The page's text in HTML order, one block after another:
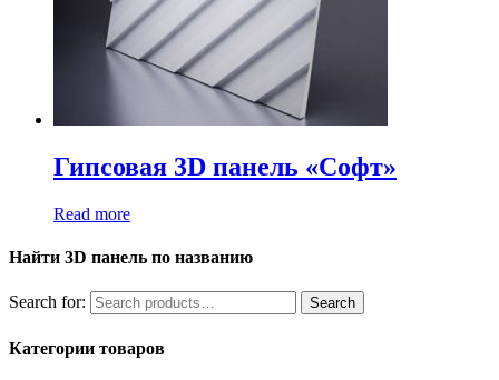
Гипсовая 3D панель «Софт»
Read more
Найти 3D панель по названию
Search for: Search
Категории товаров